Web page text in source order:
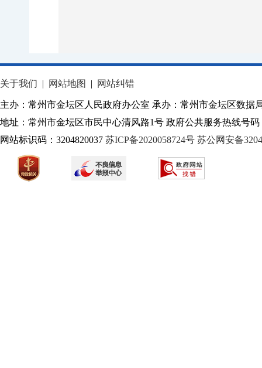
关于我们 | 网站地图 | 网站纠错
主办：常州市金坛区人民政府办公室 承办：常州市金坛区数据
地址：常州市金坛区市民中心清风路1号 政府公共服务热线号码
网站标识码：3204820037 苏ICP备2020058724号 苏公网安备